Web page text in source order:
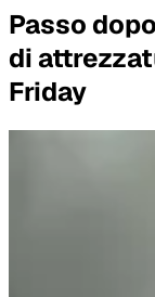
Passo
di
Friday